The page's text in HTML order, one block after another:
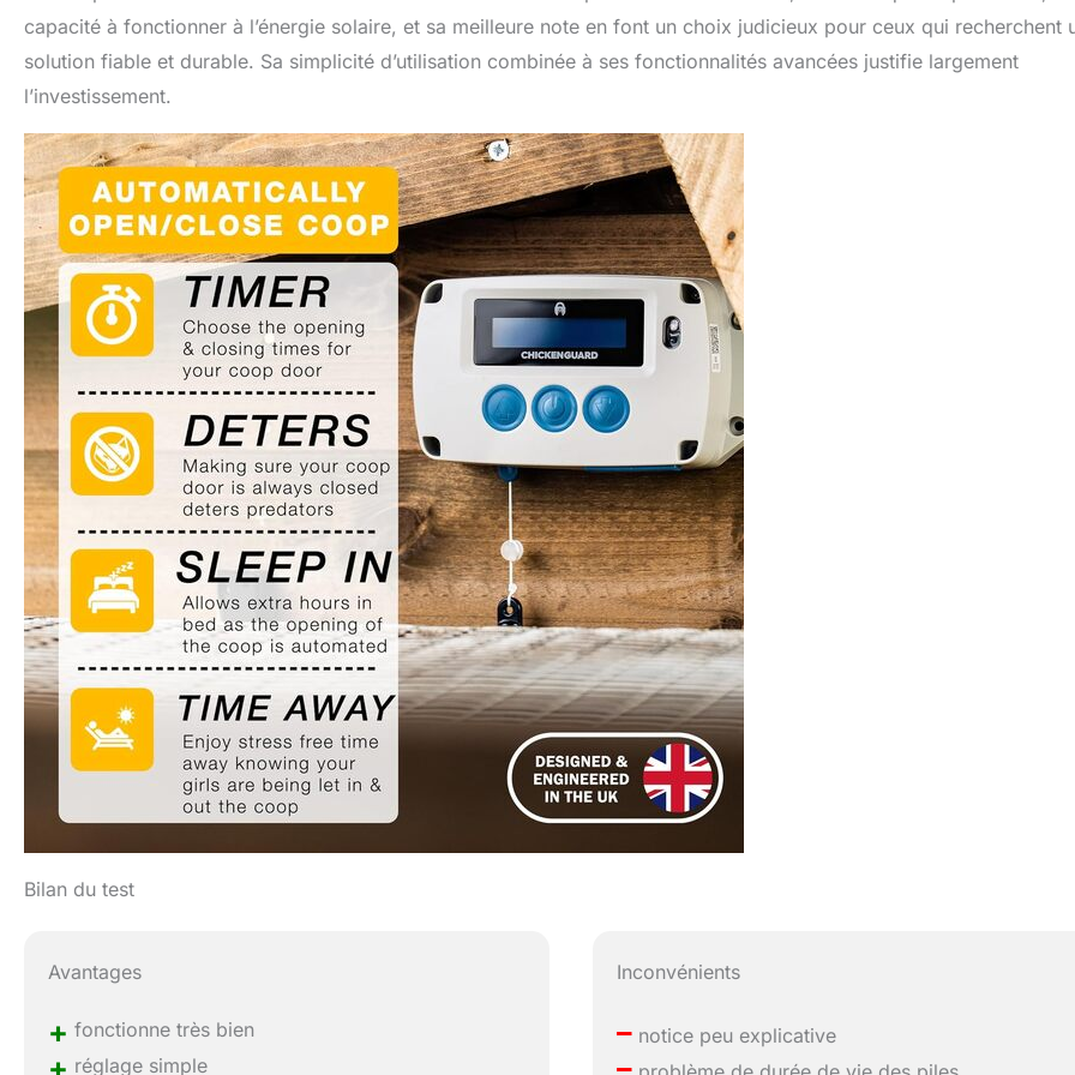
capacité à fonctionner à l’énergie solaire, et sa meilleure note en font un choix judicieux pour ceux qui recherchent
solution fiable et durable. Sa simplicité d’utilisation combinée à ses fonctionnalités avancées justifie largement
l’investissement.
Bilan du test
Avantages
+ fonctionne très bien
+ réglage simple
Inconvénients
– notice peu explicative
–